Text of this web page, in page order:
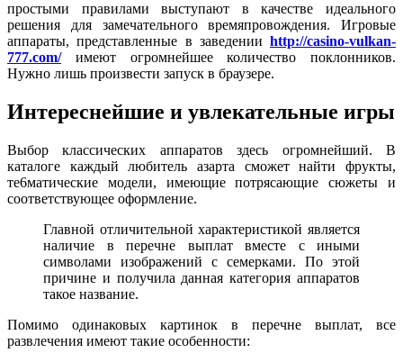
простыми правилами выступают в качестве идеального
решения для замечательного времяпровождения. Игровые
аппараты, представленные в заведении http://casino-vulkan-
777.com/имеют огромнейшее количество поклонников.
Нужно лишь произвести запуск в браузере.
Интереснейшие и увлекательные игры
Выбор классических аппаратов здесь огромнейший. В
каталоге каждый любитель азарта сможет найти фрукты,
те6матические модели, имеющие потрясающие сюжеты и
соответствующее оформление.
Главной отличительной характеристикой является
наличие в перечне выплат вместе с иными
символами изображений с семерками. По этой
причине и получила данная категория аппаратов
такое название.
Помимо одинаковых картинок в перечне выплат, все
развлечения имеют такие особенности: